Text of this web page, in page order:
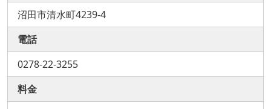
沼田市清水町4239-4
電話
0278-22-3255
料金